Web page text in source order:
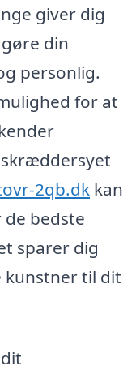
giver dig
din
personlig.
for at
2qb.dk kan
bedste
sparer dig
kunstner til dit